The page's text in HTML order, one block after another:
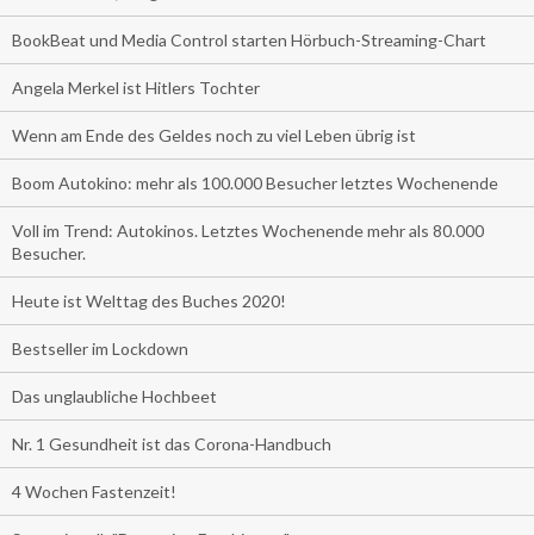
BookBeat und Media Control starten Hörbuch-Streaming-Chart
Angela Merkel ist Hitlers Tochter
Wenn am Ende des Geldes noch zu viel Leben übrig ist
Boom Autokino: mehr als 100.000 Besucher letztes Wochenende
Voll im Trend: Autokinos. Letztes Wochenende mehr als 80.000
Besucher.
Heute ist Welttag des Buches 2020!
Bestseller im Lockdown
Das unglaubliche Hochbeet
Nr. 1 Gesundheit ist das Corona-Handbuch
4 Wochen Fastenzeit!